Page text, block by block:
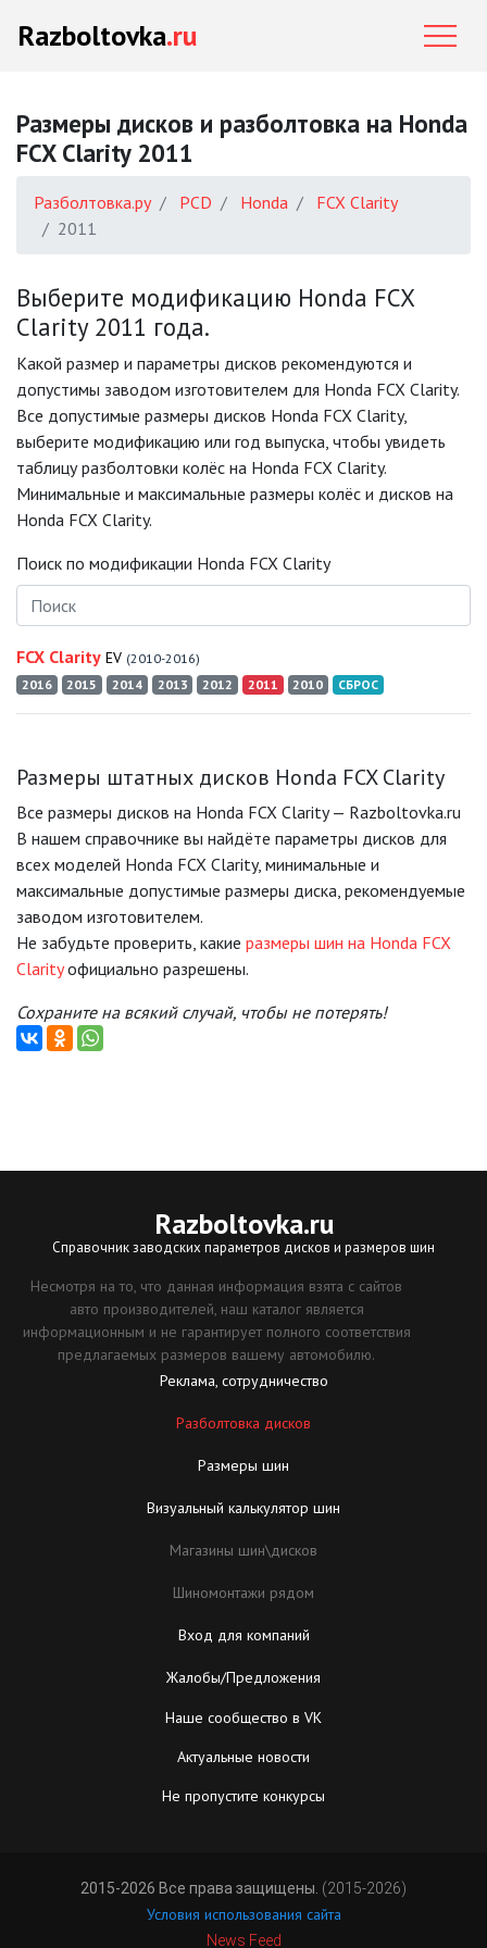
Razboltovka.ru
Размеры дисков и разболтовка на Honda
FCX Clarity 2011
Разболтовка.ру PCD Honda
FCX Clarity
2011
Выберите модификацию Honda FCX
Clarity 2011 года.
Какой размер и параметры дисков рекомендуются и
допустимы заводом изготовителем для Honda FCX Clarity.
Все допустимые размеры дисков Honda FCX Clarity,
выберите модификацию или год выпуска, чтобы увидеть
таблицу разболтовки колёс на Honda FCX Clarity.
Минимальные и максимальные размеры колёс и дисков на
Honda FCX Clarity.
Поиск по модификации Honda FCX Clarity
FCX Clarity EV (2010-2016)
2016
2015 2014 2013 2012 2011 2010 СБРОС
Размеры штатных дисков Honda FCX Clarity
Все размеры дисков на Honda FCX Clarity — Razboltovka.ru
В нашем справочнике вы найдёте параметры дисков для
всех моделей Honda FCX Clarity, минимальные и
максимальные допустимые размеры диска, рекомендуемые
заводом изготовителем.
Не забудьте проверить, какие размеры шин на Honda FCX
Clarityофициально разрешены.
Сохраните на всякий случай, чтобы не потерять!
Razboltovka.ru
Справочник заводских параметров дисков и размеров шин
Несмотря на то, что данная информация взята с сайтов
авто производителей, наш каталог является
информационным и не гарантирует полного соответствия
предлагаемых размеров вашему автомобилю.
Реклама, сотрудничество
Разболтовка дисков
Размеры шин
Визуальный калькулятор шин
Магазины шин\дисков
Шиномонтажи рядом
Вход для компаний
Жалобы/Предложения
Наше сообщество в VK
Актуальные новости
Не пропустите конкурсы
2015-2026 Все права защищены. (2015-2026)
Условия использования сайта
News Feed